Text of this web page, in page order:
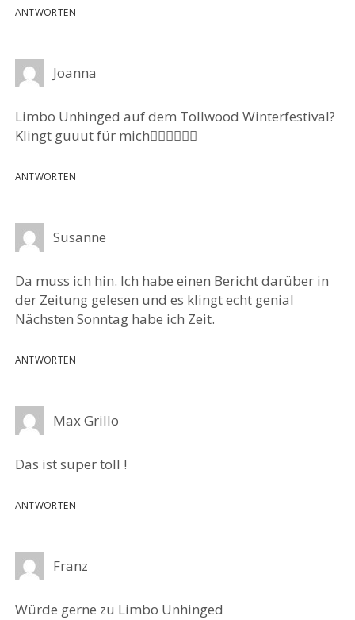
ANTWORTEN
Joanna
Limbo Unhinged auf dem Tollwood Winterfestival?
Klingt guuut für mich👍🏻👍🏻👍🏻
ANTWORTEN
Susanne
Da muss ich hin. Ich habe einen Bericht darüber in
der Zeitung gelesen und es klingt echt genial
Nächsten Sonntag habe ich Zeit.
ANTWORTEN
Max Grillo
Das ist super toll !
ANTWORTEN
Franz
Würde gerne zu Limbo Unhinged